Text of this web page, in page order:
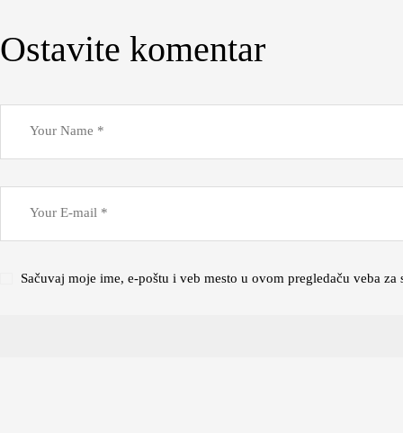
Ostavite komentar
Sačuvaj moje ime, e-poštu i veb mesto u ovom pregledaču veba za